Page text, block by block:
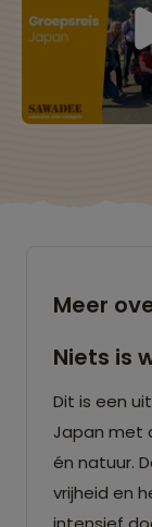
Meer
Niets is
Dit is een
Japan met
én natuur.
vrijheid en